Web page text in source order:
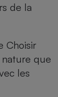
de la
Choisir
nature que
les